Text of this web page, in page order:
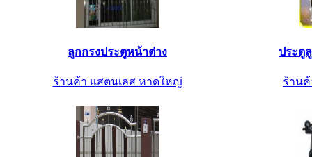
ลูกกรงประตูหน้าต่าง
ร้านค้า แสตนเลส หาดใหญ่
ประตู
ร้านค้